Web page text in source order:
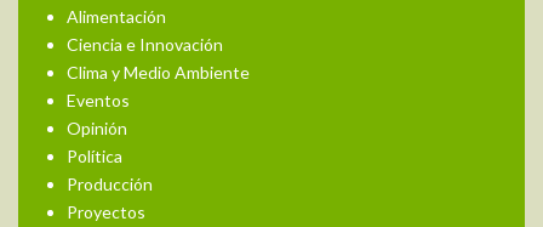
Alimentación
Ciencia e Innovación
Clima y Medio Ambiente
Eventos
Opinión
Política
Producción
Proyectos